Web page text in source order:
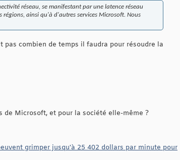
réseau, se manifestant par une latence réseau
ainsi qu'à d'autres services Microsoft. Nous
combien de temps il faudra pour résoudre la
de Microsoft, et pour la société elle-même ?
grimper jusqu'à 25 402 dollars par minute pour